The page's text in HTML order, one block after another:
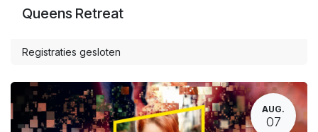
Queens Retreat
Registraties gesloten
AUG.
07